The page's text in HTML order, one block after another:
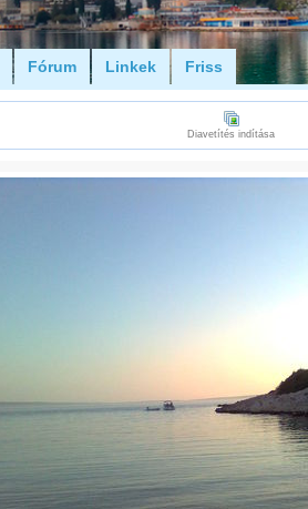
Fórum Linkek Friss
Diavetítés indítása